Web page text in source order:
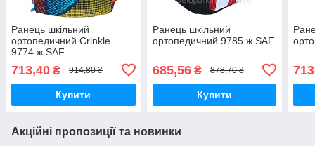
Ранець шкільний
ортопедичний Crinkle
9774 ж SAF
713,40 ₴ 914,80 ₴
Купити
Ранець шкільний
ортопедичний 9785 ж SAF
685,56₴ 878,70 ₴
Купити
Акційні пропозиції та новинки